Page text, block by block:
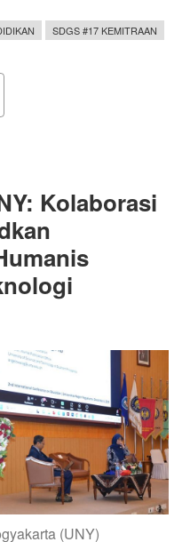
SDGS #17 KEMITRAAN
Kolaborasi
(UNY)